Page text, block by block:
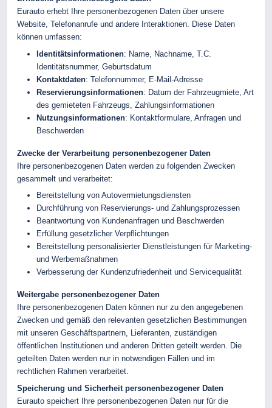
Eurauto erhebt Ihre personenbezogenen Daten über unsere
Website, Telefonanrufe und andere Interaktionen. Diese Daten
können umfassen:
Identitätsinformationen: Name, Nachname, T.C.
Identitätsnummer, Geburtsdatum
Kontaktdaten: Telefonnummer, E-Mail-Adresse
Reservierungsinformationen: Datum der Fahrzeugmiete, Art
des gemieteten Fahrzeugs, Zahlungsinformationen
Nutzungsinformationen: Kontaktformulare, Anfragen und
Beschwerden
Zwecke der Verarbeitung personenbezogener Daten
Ihre personenbezogenen Daten werden zu folgenden Zwecken
gesammelt und verarbeitet:
Bereitstellung von Autovermietungsdiensten
Durchführung von Reservierungs- und Zahlungsprozessen
Beantwortung von Kundenanfragen und Beschwerden
Erfüllung gesetzlicher Verpflichtungen
Bereitstellung personalisierter Dienstleistungen für Marketing-
und Werbemaßnahmen
Verbesserung der Kundenzufriedenheit und Servicequalität
Weitergabe personenbezogener Daten
Ihre personenbezogenen Daten können nur zu den angegebenen
Zwecken und gemäß den relevanten gesetzlichen Bestimmungen
mit unseren Geschäftspartnern, Lieferanten, zuständigen
öffentlichen Institutionen und anderen Dritten geteilt werden. Die
geteilten Daten werden nur in notwendigen Fällen und im
rechtlichen Rahmen verarbeitet.
Speicherung und Sicherheit personenbezogener Daten
Eurauto speichert Ihre personenbezogenen Daten nur für die